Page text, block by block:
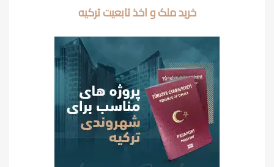
خرید ملک و اخذ تابعیت ترکیه